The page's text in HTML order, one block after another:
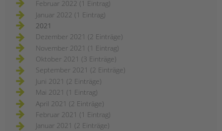
Februar 2022 (1 Eintrag)
Januar 2022 (1 Eintrag)
2021
Dezember 2021 (2 Einträge)
November 2021 (1 Eintrag)
Oktober 2021 (3 Einträge)
September 2021 (2 Einträge)
Juni 2021 (2 Einträge)
Mai 2021 (1 Eintrag)
April 2021 (2 Einträge)
Februar 2021 (1 Eintrag)
Januar 2021 (2 Einträge)